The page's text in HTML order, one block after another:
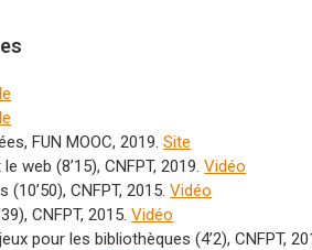
FUN MOOC, 2019.Site
web (8’15), CNFPT, 2019.Vidéo
CNFPT, 2015.Vidéo
CNFPT, 2015.Vidéo
pour les bibliothèques (4’2), CNFPT,